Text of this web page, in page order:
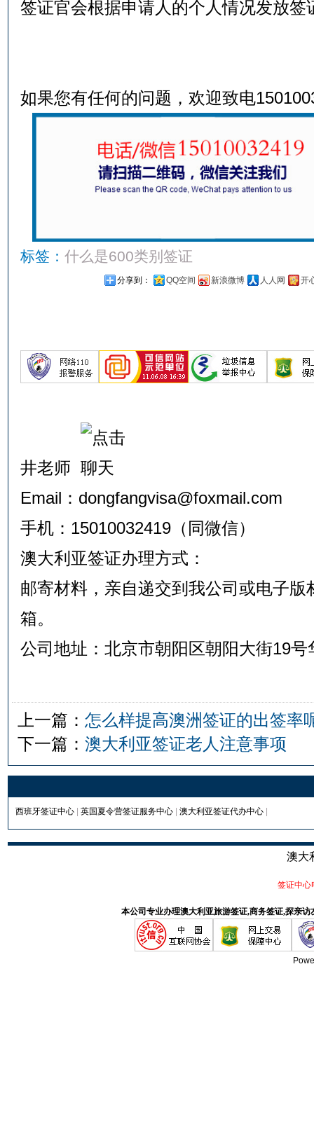
签证官会根据申请人的个人情况发放签
如果您有任何的问题，欢迎致电
标签： 什么是600类别签证
分享到： QQ空间 新浪微博 人人网 开
井老师
Email：dongfangvisa@foxmail.com
手机：15010032419（同微信）
澳大利亚签证办理方式：
邮寄材料，亲自递交到我公司或电子版
箱。
公司地址：北京市朝阳区朝阳大街19号
上一篇： 怎么样提高澳洲签证的出签率
下一篇： 澳大利亚签证老人注意事项
西班牙签证中心 英国夏令营签证服务中心 澳大利亚签证代办中心
澳大
签证中心
本公司专业办理澳大利亚旅游签证,商务签证,探亲